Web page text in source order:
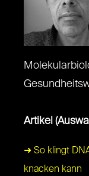
Artikel
➜ So klingt
knacken kann